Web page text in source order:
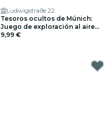
Ludwigstraße 22
Tesoros ocultos de Múnich:
Juego de exploración al aire
libre «Save Your Friend»
9,99 €